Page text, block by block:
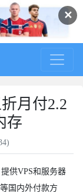
✕
月付2.2
存
)
供VPS和服务器
国内外付款方